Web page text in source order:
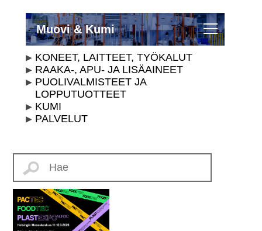
Muovi & Kumi
KONEET, LAITTEET, TYÖKALUT
RAAKA-, APU- JA LISÄAINEET
PUOLIVALMISTEET JA
LOPPUTUOTTEET
KUMI
PALVELUT